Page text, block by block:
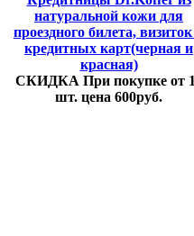
натуральной кожи для
проездного билета,
кредитных карт(черная и
красная)
СКИДКА При покупке от
шт. цена 600руб.